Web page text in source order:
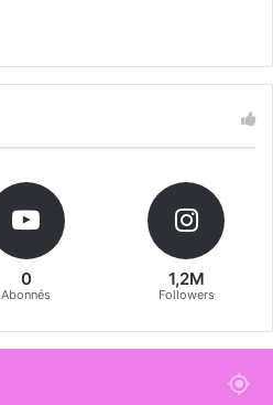
0
Abonnés
1,2M
Followers